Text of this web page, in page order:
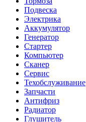
Подвеска
Электрика
Аккумулятор
Генератор
Стартер
Компьютер
Сканер
Сервис
Техобслуживание
Запчасти
Антифриз
Радиатор
Глушитель